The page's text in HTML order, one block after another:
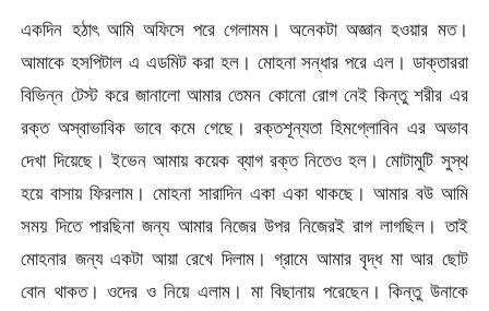
একদিন হঠাৎ আমি অফিসে পরে গেলামম। অনেকটা অজ্ঞান হওয়ার মত।
আমাকে হসপিটাল এ এডমিট করা হল। মোহনা সন্ধার পরে এল। ডাক্তাররা
বিভিন্ন টেস্ট করে জানালো আমার তেমন কোনো রোগ নেই কিন্তু শরীর এর
রক্ত অস্বাভাবিক ভাবে কমে গেছে। রক্তশূন্যতা হিমগ্লোবিন এর অভাব
দেখা দিয়েছে। ইভেন আমায় কয়েক ব্যাগ রক্ত নিতেও হল। মোটামুটি সুস্থ
হয়ে বাসায় ফিরলাম। মোহনা সারাদিন একা একা থাকছে। আমার বউ আমি
সময় দিতে পারছিনা জন্য আমার নিজের উপর নিজেরই রাগ লাগছিল। তাই
মোহনার জন্য একটা আয়া রেখে দিলাম। গ্রামে আমার বৃদ্ধ মা আর ছোট
বোন থাকত। ওদের ও নিয়ে এলাম। মা বিছানায় পরেছেন। কিন্তু উনাকে